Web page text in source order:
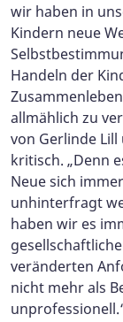
wir haben in
Kindern neue
Handeln der
allmählich zu
von Gerlinde
kritisch. „Denn
Neue sich
unhinterfragt
haben wir es
veränderten
nicht mehr als